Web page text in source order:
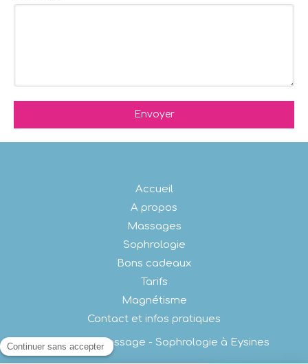
Envoyer
Accueil
A propos
Massages
Sophrologie
Bons cadeaux
Tarifs
Magnétisme
Contact et infos pratiques
©2022 Tao Massage - Sophrologie à Eysines